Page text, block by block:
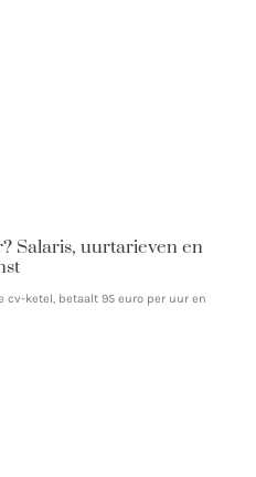
Salaris, uurtarieven en
cv-ketel, betaalt 95 euro per uur en